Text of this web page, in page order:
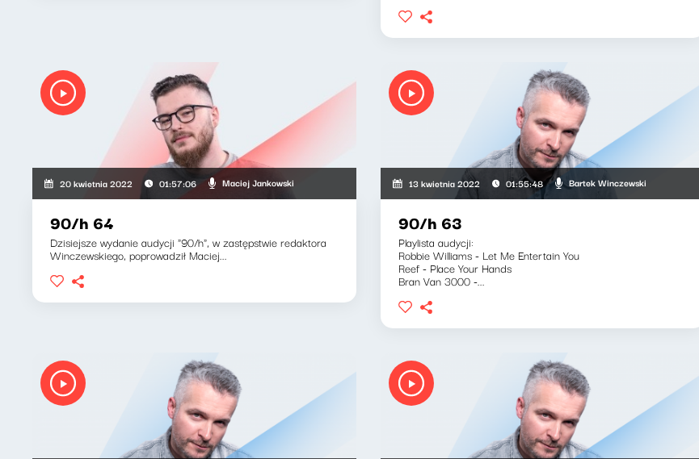
20 kwietnia 2022 01:57:06 Maciej Jankowski
90/h 64
Dzisiejsze wydanie audycji "90/h", w zastępstwie redaktora
Winczewskiego, poprowadził Maciej...
13 kwietnia 2022 01:55:48 Bartek Winczewski
90/h 63
Playlista audycji:
Robbie Williams - Let Me Entertain You
Reef - Place Your Hands
Bran Van 3000 -...